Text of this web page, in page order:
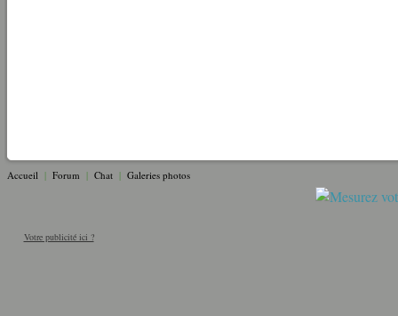
Accueil | Forum | Chat | Galeries photos
Votre publicité ici ?